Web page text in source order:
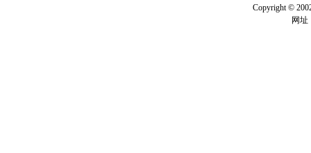
Copyright ©
网址